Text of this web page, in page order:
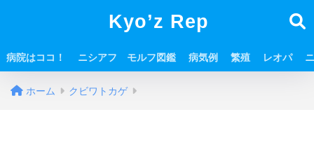
Kyo’z Rep
病院はココ！ ニシアフ モルフ図鑑 病気例 繁殖 レオパ
ホーム クビワトカゲ